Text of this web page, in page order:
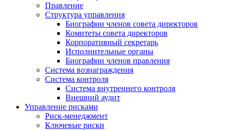
Правление
Структура управления
Биографии членов совета директоров
Комитеты совета директоров
Корпоративный секретарь
Исполнительные органы
Биографии членов правления
Система вознаграждения
Система контроля
Система внутреннего контроля
Внешний аудит
Управление рисками
Риск-менеджмент
Ключевые риски